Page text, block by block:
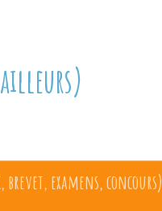
brevet, examens, concours)